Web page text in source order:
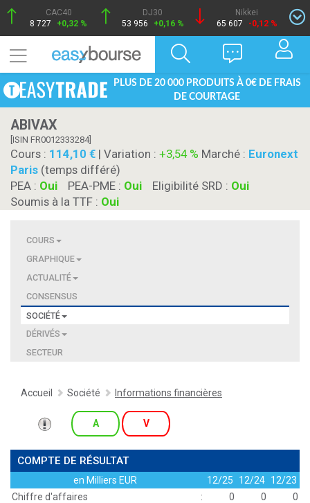
CAC40
8 727
+0,32 %
DJ30
53 956
+0,16 %
Nikkei
65 607
-0,12 %
PLUS DE 20 000 PRODUITS À 0€ DE FRAIS
DE COURTAGE
ABIVAX
[ISIN FR0012333284]
Cours : 114,10 | Variation : +3,54 % Marché : Euronext
Paris (temps différé)
PEA : Oui PEA-PME : Oui Eligibilité SRD : Oui
Soumis à la TTF : Oui
COURS
GRAPHIQUE
ACTUALITÉ
CONSENSUS
SOCIÉTÉ
DÉRIVÉS
SECTEUR
Accueil Société Informations financières
A V
COMPTE DE RÉSULTAT
en Milliers EUR 12/25 12/24 12/23
Chiffre d'affaires
: 0 0
0